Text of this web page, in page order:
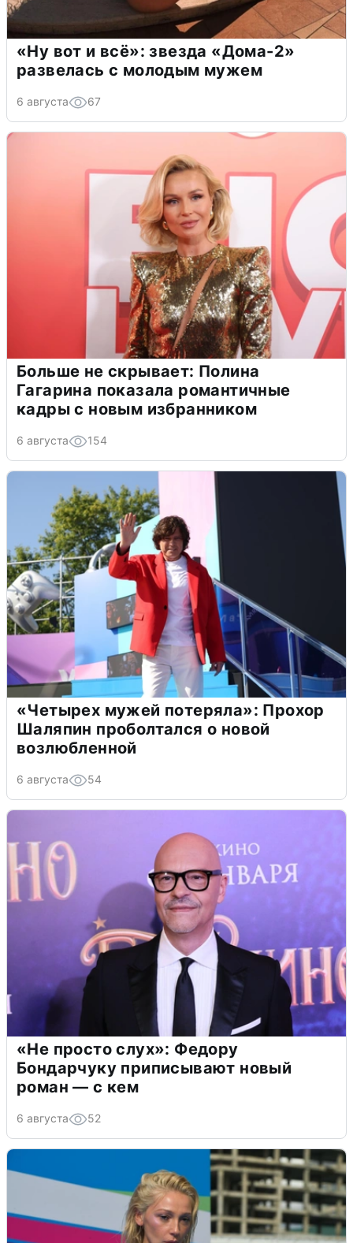
«Ну вот и всё»: звезда «Дома-2»
развелась с молодым мужем
6 августа 67
Больше не скрывает: Полина
Гагарина показала романтичные
кадры с новым избранником
6 августа 154
«Четырех мужей потеряла»: Прохор
Шаляпин проболтался о новой
возлюбленной
6 августа 54
«Не просто слух»: Федору
Бондарчуку приписывают новый
роман — с кем
6 августа 52